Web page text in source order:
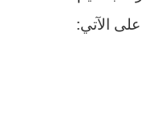
الآتي: